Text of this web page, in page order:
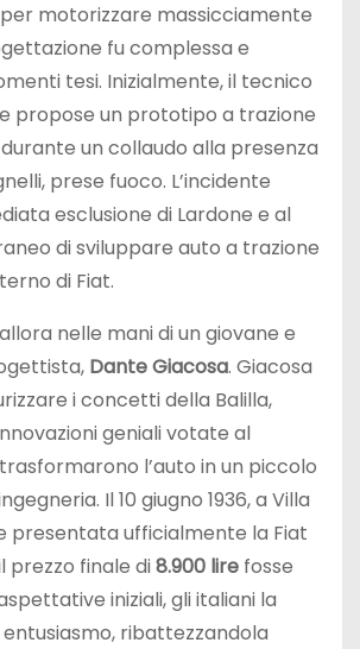
motorizzare massicciamente
fu complessa e
tesi. Inizialmente, il tecnico
propose un prototipo a trazione
un collaudo alla presenza
prese fuoco. L’incidente
esclusione di Lardone e al
di sviluppare auto a trazione
di Fiat.
nelle mani di un giovane e
Dante Giacosa. Giacosa
i concetti della Balilla,
geniali votate al
l’auto in un piccolo
Il 10 giugno 1936, a Villa
presentata ufficialmente la Fiat
prezzo finale di8.900 lire fosse
iniziali, gli italiani la
ribattezzandola